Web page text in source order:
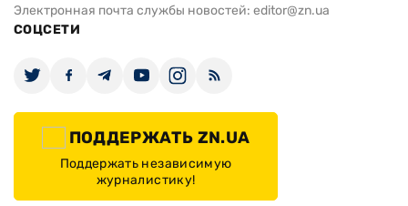
Электронная почта службы новостей: editor@zn.ua
СОЦСЕТИ
ПОДДЕРЖАТЬ ZN.UA
Поддержать независимую
журналистику!